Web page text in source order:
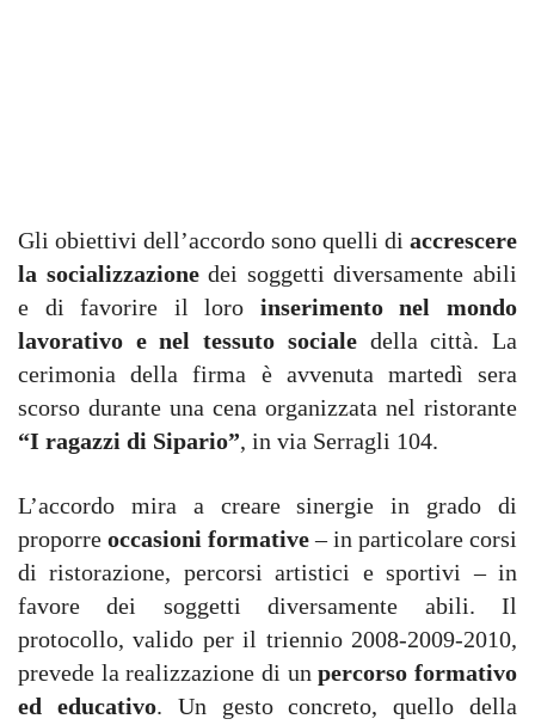
Gli obiettivi dell’accordo sono quelli di accrescere
la socializzazionedei soggetti diversamente abili
e di favorire il loro inserimento nel mondo
lavorativo e nel tessuto sociale della città. La
cerimonia della firma è avvenuta martedì sera
scorso durante una cena organizzata nel ristorante
“I ragazzi di Sipario”, in via Serragli 104.
L’accordo mira a creare sinergie in grado di
proporre occasioni formative– in particolare corsi
di ristorazione, percorsi artistici e sportivi – in
favore dei soggetti diversamente abili. Il
protocollo, valido per il triennio 2008-2009-2010,
prevede la realizzazione di unpercorso formativo
ed educativo. Un gesto concreto, quello della